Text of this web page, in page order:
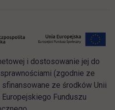
i dostosowanie jej do
(zgodnie ze
sfinansowane ze środków Unii
Funduszu